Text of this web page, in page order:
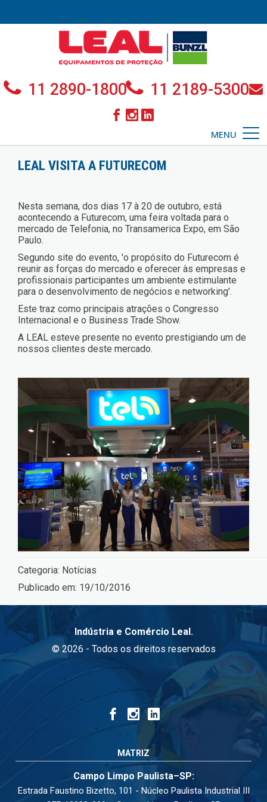
11 2890-1800 11 2189-5300
MENU
LEAL VISITA A FUTURECOM
Nesta semana, dos dias 17 à 20 de outubro, está
acontecendo a Futurecom, uma feira voltada para o
mercado de Telefonia, no Transamerica Expo, em São
Paulo.
Segundo site do evento, 'o propósito do Futurecom é
reunir as forças do mercado e oferecer às empresas e
profissionais participantes um ambiente estimulante
para o desenvolvimento de negócios e networking'.
Este traz como principais atrações o Congresso
Internacional e o Business Trade Show.
A LEAL esteve presente no evento prestigiando um de
nossos clientes deste mercado.
Categoria: Notícias
Publicado em: 19/10/2016
Indústria e Comércio Leal.
© 2026 - Todos os direitos reservados
MATRIZ
Campo Limpo Paulista–SP:
Estrada Faustino Bizetto, 101 - Núcleo Paulista Industrial III